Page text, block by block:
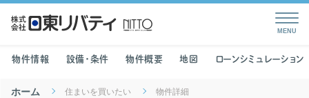
物件情報 設備・条件 物件概要 地図 ローンシミュレーション
ホーム 住まいを買いたい 物件詳細